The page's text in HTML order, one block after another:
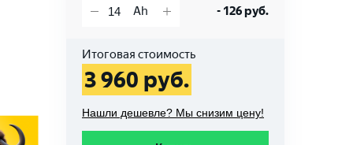
- 126руб.
Итоговая стоимость
3 960 руб.
Нашли дешевле? Мы снизим цену!